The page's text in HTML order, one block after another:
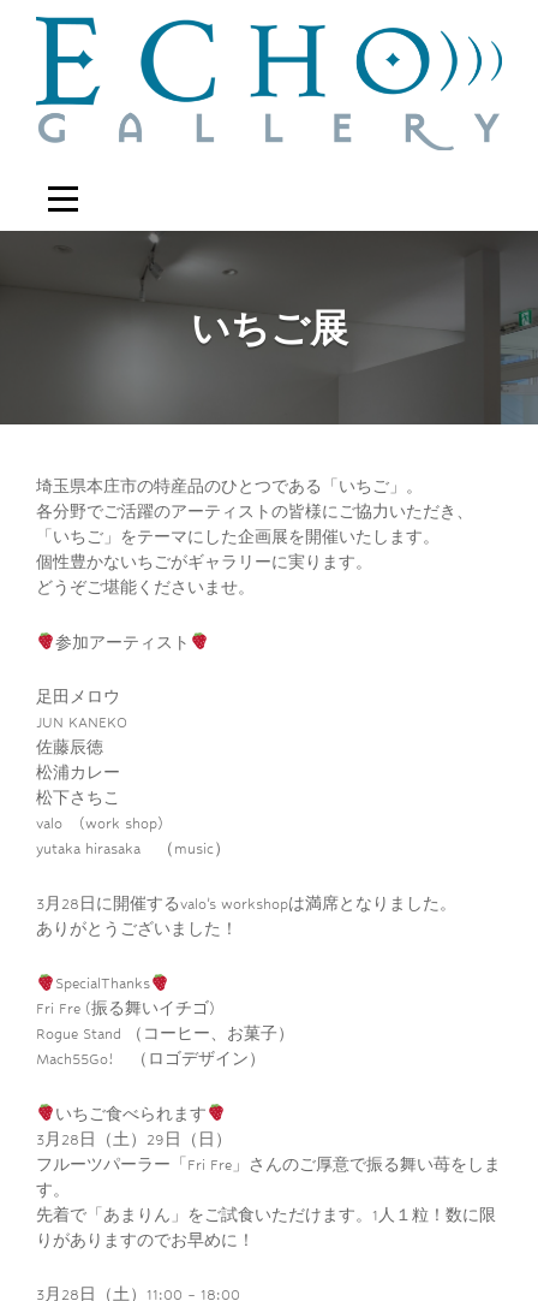
content
いちご展
埼玉県本庄市の特産品のひとつである「いちご」。
各分野でご活躍のアーティストの皆様にご協力いただき、
「いちご」をテーマにした企画展を開催いたします。
個性豊かないちごがギャラリーに実ります。
どうぞご堪能くださいませ。
参加アーティスト
足田メロウ
JUN KANEKO
佐藤辰徳
松浦カレー
松下さちこ
valo (work shop)
yutaka hirasaka （music）
3月28日に開催するvalo’s workshopは満席となりました。
ありがとうございました！
SpecialThanks
Fri Fre (振る舞いイチゴ)
Rogue Stand （コーヒー、お菓子）
Mach55Go! （ロゴデザイン）
いちご食べられます
3月28日（土）29日（日）
フルーツパーラー「Fri Fre」さんのご厚意で振る舞い苺をしま
す。
先着で「あまりん」をご試食いただけます。1人１粒！数に限
りがありますのでお早めに！
3月28日（土）11:00 – 18:00
投
稿
ナ
ビ
ゲ
ー
シ
ョ
ン